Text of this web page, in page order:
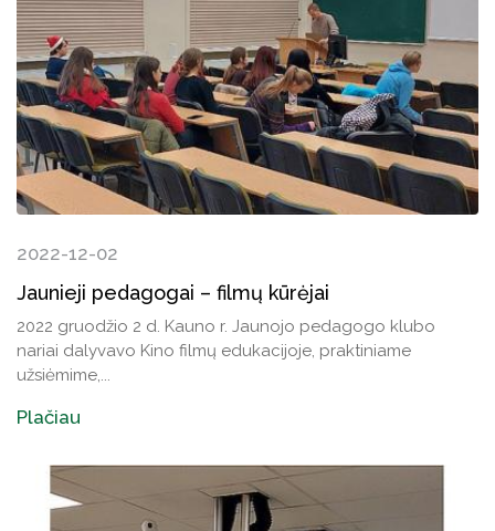
2022-12-02
Jaunieji pedagogai – filmų kūrėjai
2022 gruodžio 2 d. Kauno r. Jaunojo pedagogo klubo
nariai dalyvavo Kino filmų edukacijoje, praktiniame
užsiėmime,...
Plačiau